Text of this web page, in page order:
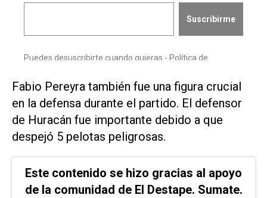
Fabio Pereyra también fue una figura crucial
en la defensa durante el partido. El defensor
de Huracán fue importante debido a que
despejó 5 pelotas peligrosas.
Este contenido se hizo gracias al apoyo
de la comunidad de El Destape. Sumate.